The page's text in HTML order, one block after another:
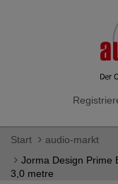
Start
audio-markt
Jorma Design Prime
3,0 metre